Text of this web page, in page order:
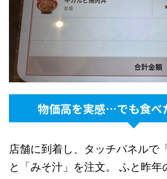
物価高を実感…でも食べ
店舗に到着し、タッチパネルで
と「みそ汁」を注文。 ふと昨年